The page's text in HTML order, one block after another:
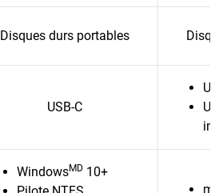
Disques durs portables
USB-C
WindowsMD 10+